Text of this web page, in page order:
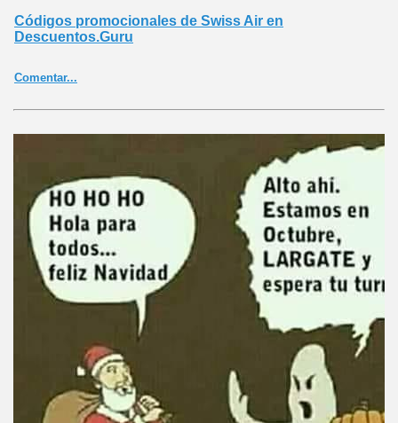
Códigos promocionales de Swiss Air en
Descuentos.Guru
Comentar...